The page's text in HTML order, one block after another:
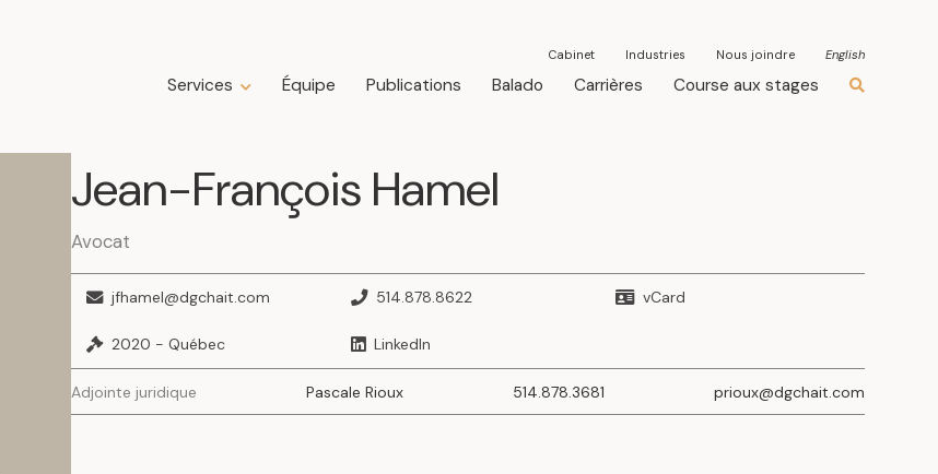
Cabinet Industries Nous joindre English
Services Équipe Publications Balado Carrières Course aux stages
Droit de la construction
Droit de la famille
Droit immobilier
Droit successoral
Insolvabilité, restructuration, faillite et
liquidation
Jean-François Hamel
Avocat
jfhamel@dgchait.com 514.878.8622 vCard
2020 - Québec LinkedIn
Adjointe juridique Pascale Rioux 514.878.3681 prioux@dgchait.com